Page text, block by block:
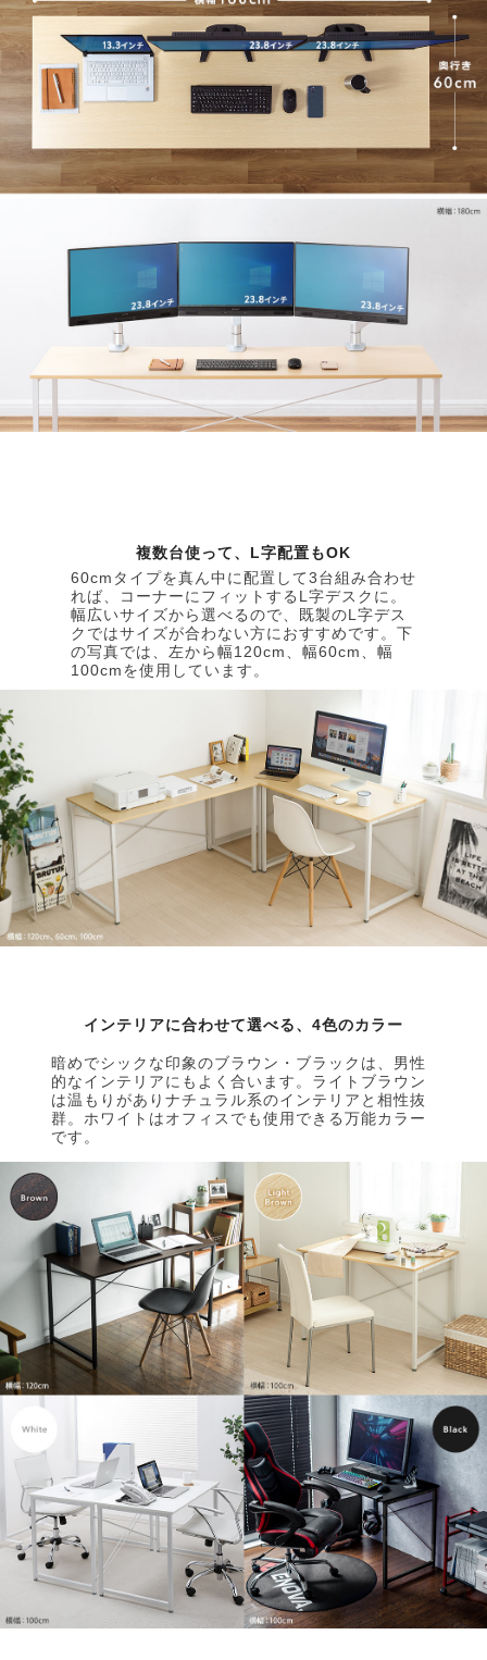
複数台使って、L字配置もOK
60cmタイプを真ん中に配置して3台組み合わせ
れば、コーナーにフィットするL字デスクに。
幅広いサイズから選べるので、既製のL字デス
クではサイズが合わない方におすすめです。下
の写真では、左から幅120cm、幅60cm、幅
100cmを使用しています。
インテリアに合わせて選べる、4色のカラー
暗めでシックな印象のブラウン・ブラックは、男性
的なインテリアにもよく合います。ライトブラウン
は温もりがありナチュラル系のインテリアと相性抜
群。ホワイトはオフィスでも使用できる万能カラー
です。